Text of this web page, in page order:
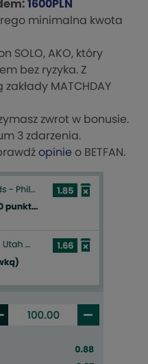
1600PLN
minimalna kwota
SOLO, AKO, który
bez ryzyka. Z
MATCHDAY
zwrot w bonusie.
3 zdarzenia.
opinie o BETFAN.